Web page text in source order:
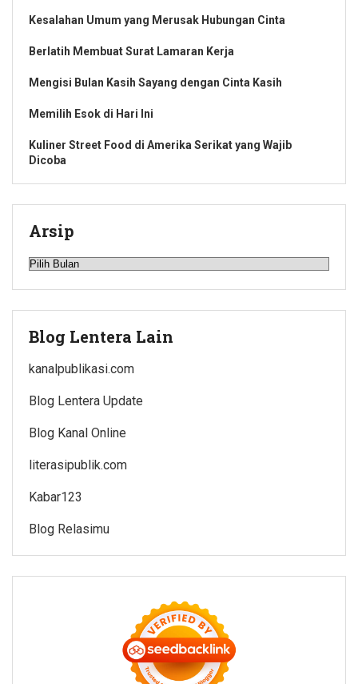
Kesalahan Umum yang Merusak Hubungan Cinta
Berlatih Membuat Surat Lamaran Kerja
Mengisi Bulan Kasih Sayang dengan Cinta Kasih
Memilih Esok di Hari Ini
Kuliner Street Food di Amerika Serikat yang Wajib
Dicoba
Arsip
Arsip
Blog Lentera Lain
kanalpublikasi.com
Blog Lentera Update
Blog Kanal Online
literasipublik.com
Kabar123
Blog Relasimu